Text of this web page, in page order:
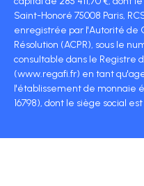
Saint-Honoré 75008 Paris,
enregistrée par l'Autorité de
Résolution (ACPR), sous le
consultable dans le Registre
(www.regafi.fr) en tant
l'établissement de monnaie
16798), dont le siège social